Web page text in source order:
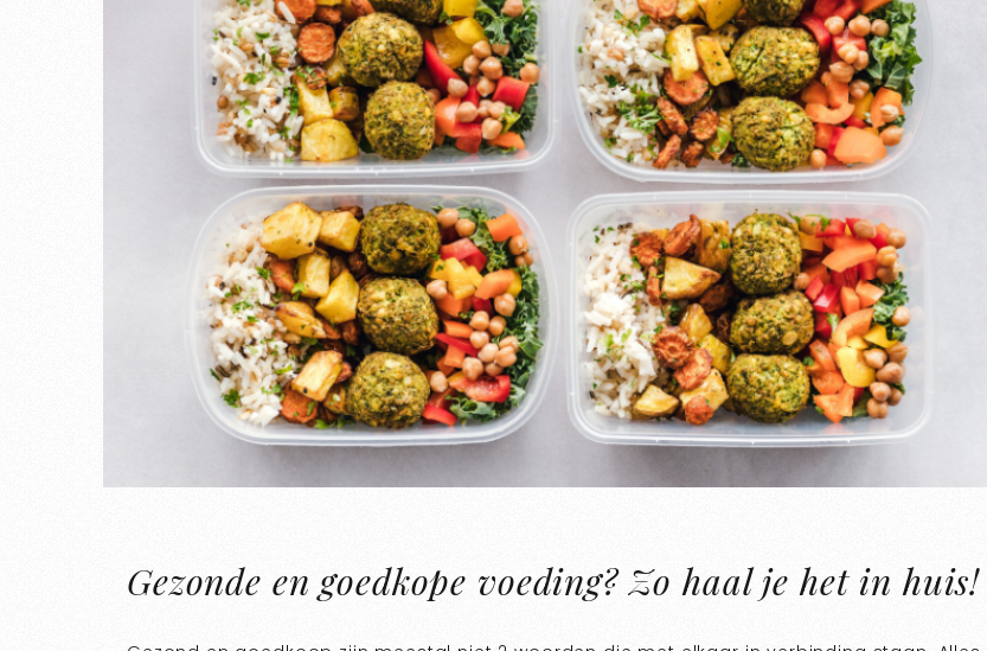
Gezonde en goedkope voeding? Zo haal je het in huis!